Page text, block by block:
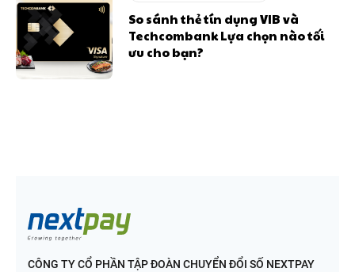
So sánh thẻ tín dụng VIB và
Techcombank Lựa chọn nào tối
ưu cho bạn?
CÔNG TY CỔ PHẦN TẬP ĐOÀN CHUYỂN ĐỔI SỐ NEXTPAY